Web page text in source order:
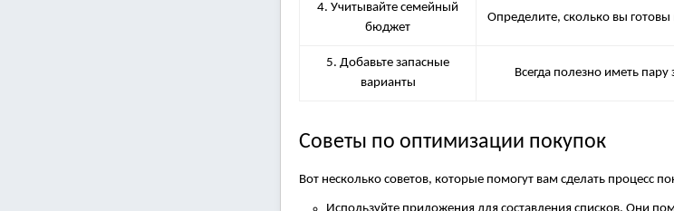
4. Учитывайте семейный
бюджет
Определите, сколько вы готовы
5. Добавьте запасные
варианты
Всегда полезно иметь
Советы по оптимизации покупок
Вот несколько советов, которые помогут вам сделать процесс